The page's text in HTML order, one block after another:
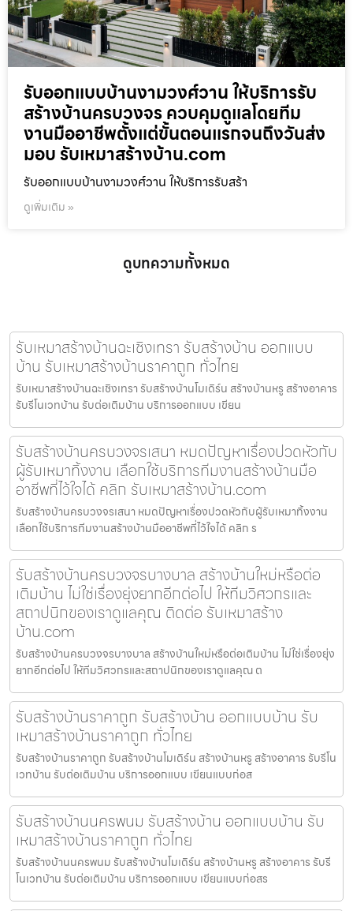
รับออกแบบบ้านงามวงศ์วาน ให้บริการรับ
สร้างบ้านครบวงจร ควบคุมดูแลโดยทีม
งานมืออาชีพตั้งแต่ขั้นตอนแรกจนถึงวันส่ง
มอบ รับเหมาสร้างบ้าน.com
รับออกแบบบ้านงามวงศ์วาน ให้บริการรับสร้า
ดูเพิ่มเติม »
ดูบทความทั้งหมด
รับเหมาสร้างบ้านฉะเชิงเทรา รับสร้างบ้าน ออกแบบ
บ้าน รับเหมาสร้างบ้านราคาถูก ทั่วไทย
รับเหมาสร้างบ้านฉะเชิงเทรา รับสร้างบ้านโมเดิร์น สร้างบ้านหรู สร้างอาคาร
รับรีโนเวทบ้าน รับต่อเติมบ้าน บริการออกแบบ เขียน
รับสร้างบ้านครบวงจรเสนา หมดปัญหาเรื่องปวดหัวกับ
ผู้รับเหมาทิ้งงาน เลือกใช้บริการทีมงานสร้างบ้านมือ
อาชีพที่ไว้ใจได้ คลิก รับเหมาสร้างบ้าน.com
รับสร้างบ้านครบวงจรเสนา หมดปัญหาเรื่องปวดหัวกับผู้รับเหมาทิ้งงาน
เลือกใช้บริการทีมงานสร้างบ้านมืออาชีพที่ไว้ใจได้ คลิก ร
รับสร้างบ้านครบวงจรบางบาล สร้างบ้านใหม่หรือต่อ
เติมบ้าน ไม่ใช่เรื่องยุ่งยากอีกต่อไป ให้ทีมวิศวกรและ
สถาปนิกของเราดูแลคุณ ติดต่อ รับเหมาสร้าง
บ้าน.com
รับสร้างบ้านครบวงจรบางบาล สร้างบ้านใหม่หรือต่อเติมบ้าน ไม่ใช่เรื่องยุ่ง
ยากอีกต่อไป ให้ทีมวิศวกรและสถาปนิกของเราดูแลคุณ ต
รับสร้างบ้านราคาถูก รับสร้างบ้าน ออกแบบบ้าน รับ
เหมาสร้างบ้านราคาถูก ทั่วไทย
รับสร้างบ้านราคาถูก รับสร้างบ้านโมเดิร์น สร้างบ้านหรู สร้างอาคาร รับรีโน
เวทบ้าน รับต่อเติมบ้าน บริการออกแบบ เขียนแบบก่อส
รับสร้างบ้านนครพนม รับสร้างบ้าน ออกแบบบ้าน รับ
เหมาสร้างบ้านราคาถูก ทั่วไทย
รับสร้างบ้านนครพนม รับสร้างบ้านโมเดิร์น สร้างบ้านหรู สร้างอาคาร รับรี
โนเวทบ้าน รับต่อเติมบ้าน บริการออกแบบ เขียนแบบก่อสร